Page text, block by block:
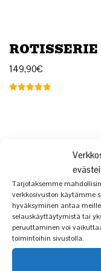
Tarjotaksemme
verkkosivuston käytämme
hyväksyminen antaa
selauskäyttäytymistä tai
peruuttaminen voi
toimintoihin sivustolla.
149,90€